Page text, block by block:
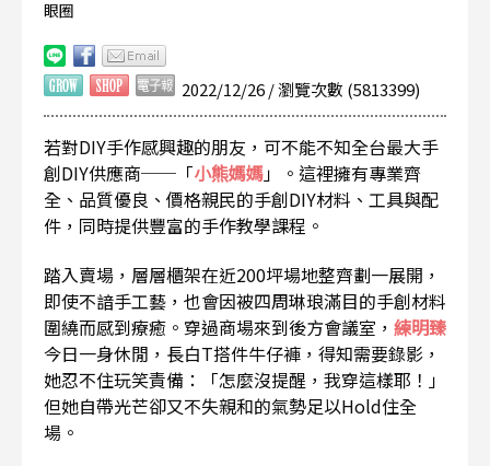
眼圈
2022/12/26 / 瀏覽次數 (5813399)
若對DIY手作感興趣的朋友，可不能不知全台最大手
創DIY供應商──「小熊媽媽」。這裡擁有專業齊
全、品質優良、價格親民的手創DIY材料、工具與配
件，同時提供豐富的手作教學課程。
踏入賣場，層層櫃架在近200坪場地整齊劃一展開，
即使不諳手工藝，也會因被四周琳琅滿目的手創材料
圍繞而感到療癒。穿過商場來到後方會議室， 練明臻
今日一身休閒，長白T搭件牛仔褲，得知需要錄影，
她忍不住玩笑責備：「怎麼沒提醒，我穿這樣耶！」
但她自帶光芒卻又不失親和的氣勢足以Hold住全
場。